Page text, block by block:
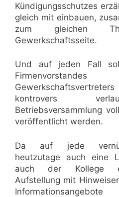
Kündigungsschutzes
gleich mit einbauen,
zum gleichen
Gewerkschaftsseite.
Und auf jeden Fall
kontrovers
Betriebsversammlung
veröffentlicht werden.
Da auf jede
heutzutage auch eine
auch der Kollege
Aufstellung mit